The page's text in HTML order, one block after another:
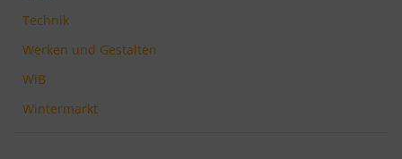
Technik
Werken und Gestalten
WiB
Wintermarkt